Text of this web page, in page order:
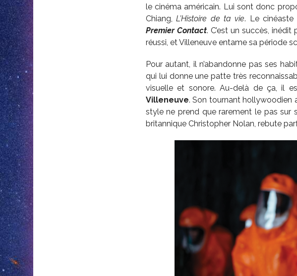
le cinéma américain. Lui sont donc
Chiang,L’Histoire de ta vie. Le cinéaste
Premier Contact. C’est un succès,
réussi, et Villeneuve entame sa période
Pour autant, il n’abandonne pas ses
qui lui donne une patte très
visuelle et sonore. Au-delà de ça, il
Villeneuve. Son tournant hollywoodien
style ne prend que rarement le pas sur
britannique Christopher Nolan, rebute